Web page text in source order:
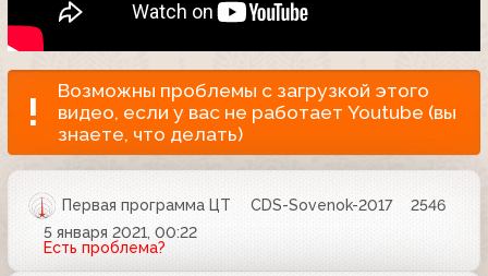
Возможны проблемы с загрузкой этого
видео, если у вас не работает Youtube (вы
знаете, что делать)
Первая программа ЦТ CDS-Sovenok-2017
2546
5 января 2021, 00:22
Есть проблема?